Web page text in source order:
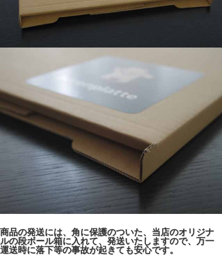
商品の発送には、角に保護のついた、当店のオリジナ
ルの段ボール箱に入れて、発送いたしますので、万一
運送時に落下等の事故が起きても安心です。